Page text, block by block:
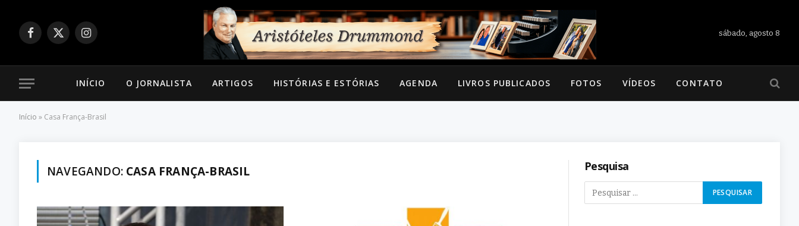
Facebook
X
Instagram
sábado, agosto 8
INÍCIO O JORNALISTA ARTIGOS HISTÓRIAS E ESTÓRIAS AGENDA LIVROS PUBLICADOS FOTOS VÍDEOS CONTATO
Início » Casa França-Brasil
NAVEGANDO: CASA FRANÇA-BRASIL Pesquisa